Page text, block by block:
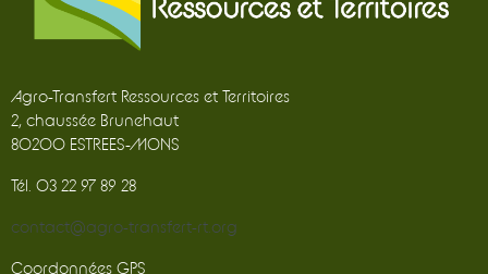
Agro-Transfert Ressources et Territoires
2, chaussée Brunehaut
80200 ESTREES-MONS
Tél. 03 22 97 89 28
contact@agro-transfert-rt.org
Coordonnées GPS